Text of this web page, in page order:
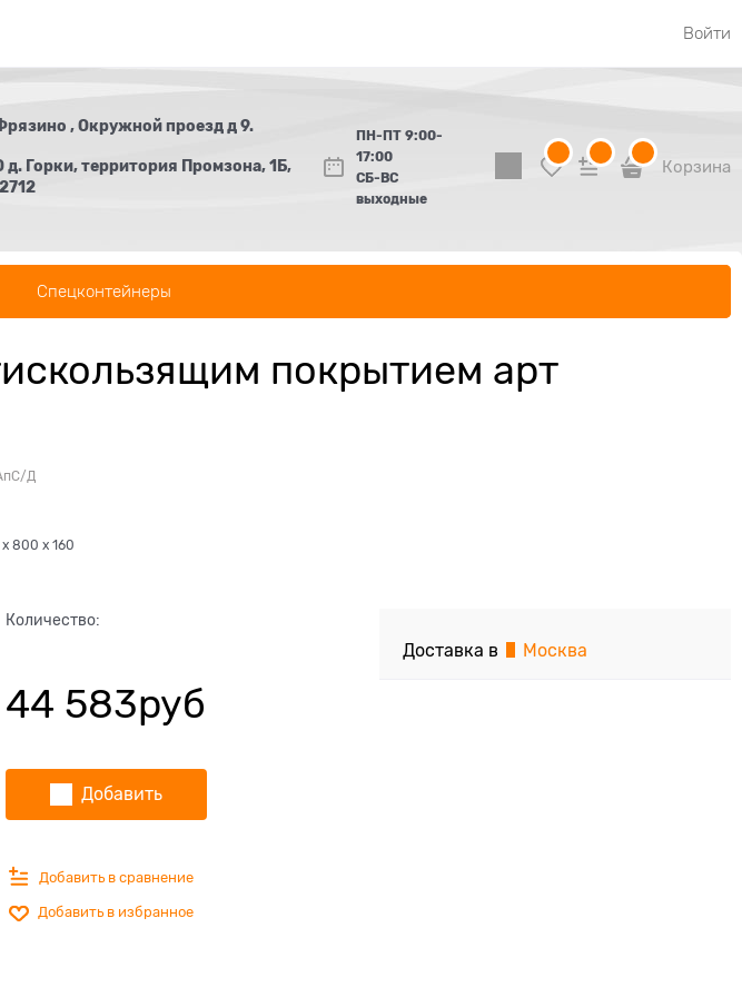
Войти
, Окружной проезд д 9.
д. Горки, территория Промзона, 1Б,
ПН-ПТ 9:00-
17:00
СБ-ВС
выходные
Корзина
Спецконтейнеры
покрытием арт
Д
x 800 x 160
Количество:
44 583руб
Добавить
Добавить в сравнение
Добавить в избранное
Доставка в Москва